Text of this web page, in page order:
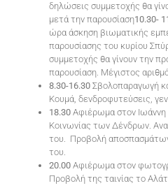
δηλώσεις συμμετοχής θα
μετά την παρουσίαση10.30-
ώρα άσκηση βιωματικής
παρουσίασης του κυρίου
συμμετοχής θα γίνουν την
παρουσίαση. Μέγιστος
8.30-16.30 Σβολοπαραγωγή
Κουμά, δενδροφυτεύσεις,
18.30 Αφιέρωμα στον Ιωάννη
Κοινωνίας των Δένδρων.
του. Προβολή αποσπασμάτων
του.
20.00 Αφιέρωμα στον
Προβολή της ταινίας το